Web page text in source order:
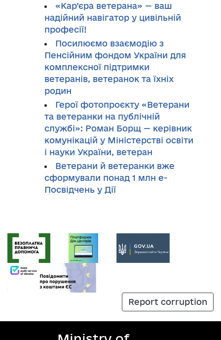
«Кар’єра ветерана» — ваш
надійний навігатор у цивільній
професії!
Посилюємо взаємодію з
Пенсійним фондом України для
комплексної підтримки
ветеранів, ветеранок та їхніх
родин
Герої фотопроєкту «Ветерани
та ветеранки на публічній
службі»: Роман Борщ — керівник
комунікацій у Міністерстві освіти
і науки України, ветеран
Ветерани й ветеранки вже
сформували понад 1 млн е-
Посвідчень у Дії
Report corruption